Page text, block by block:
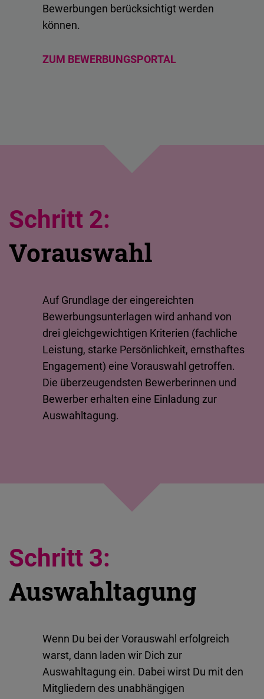
Bewerbungen berücksichtigt werden
können.
ZUM BEWERBUNGSPORTAL
Schritt 2:
Vorauswahl
Auf Grundlage der eingereichten
Bewerbungsunterlagen wird anhand von
drei gleichgewichtigen Kriterien (fachliche
Leistung, starke Persönlichkeit, ernsthaftes
Engagement) eine Vorauswahl getroffen.
Die überzeugendsten Bewerberinnen und
Bewerber erhalten eine Einladung zur
Auswahltagung.
Schritt 3:
Auswahltagung
Wenn Du bei der Vorauswahl erfolgreich
warst, dann laden wir Dich zur
Auswahltagung ein. Dabei wirst Du mit den
Mitgliedern des unabhängigen